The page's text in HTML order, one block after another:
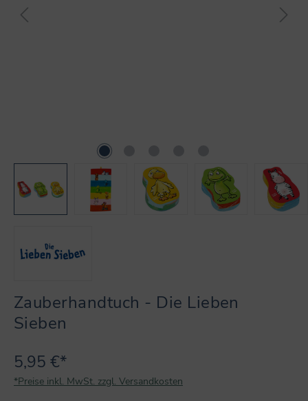
Zauberhandtuch - Die Lieben
Sieben
5,95 €*
*Preise inkl. MwSt. zzgl. Versandkosten